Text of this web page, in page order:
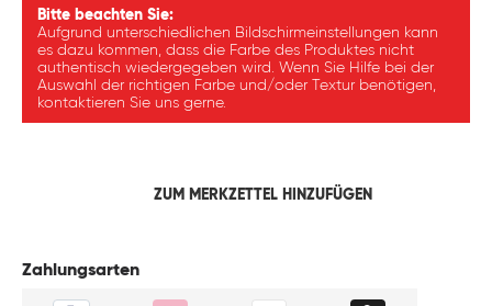
Bitte beachten Sie:
Aufgrund unterschiedlichen Bildschirmeinstellungen kann
es dazu kommen, dass die Farbe des Produktes nicht
authentisch wiedergegeben wird. Wenn Sie Hilfe bei der
Auswahl der richtigen Farbe und/oder Textur benötigen,
kontaktieren Sie uns gerne.
ZUM MERKZETTEL HINZUFÜGEN
Zahlungsarten